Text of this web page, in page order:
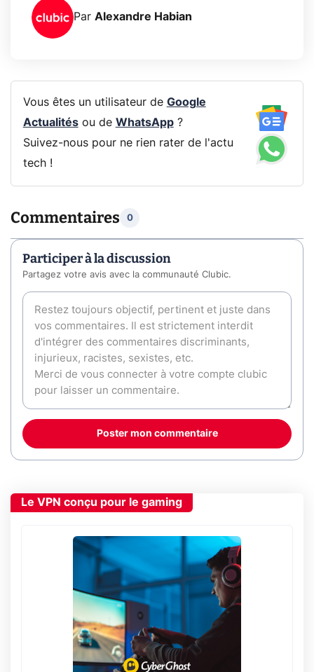
Par Alexandre Habian
Vous êtes un utilisateur de Google
Actualitésou de WhatsApp?
Suivez-nous pour ne rien rater de l'actu
tech !
Commentaires 0
Participer à la discussion
Partagez votre avis avec la communauté Clubic.
Poster mon commentaire
Le VPN conçu pour le gaming